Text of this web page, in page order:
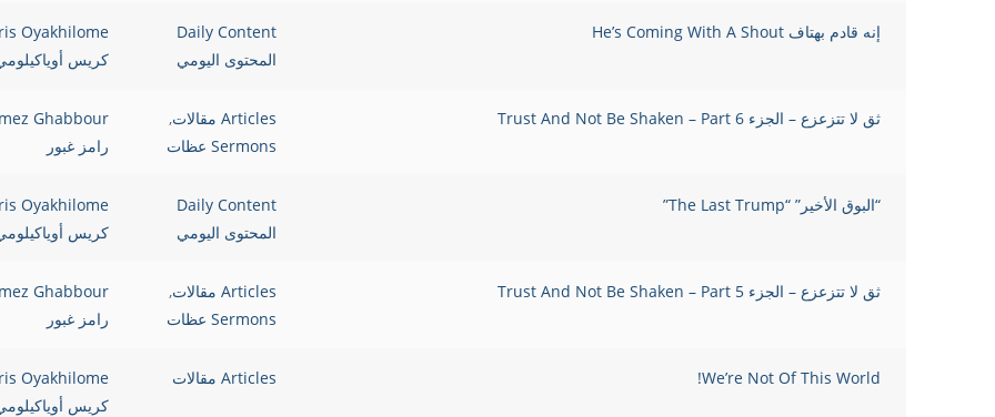
إنه قادم بهتاف He’s Coming With A Shout
Daily Content
المحتوى اليومي
Oyakhilome
كريس
ثق لا تتزعزع – الجزء 6 Trust And Not Be Shaken – Part Articles مقالات
,
Sermons عظات
Ghabbour
رامز غبور
“البوق الأخير” “The Last Trump”
Daily Content
المحتوى اليومي
Oyakhilome
كريس
ثق لا تتزعزع – الجزء 5 Trust And Not Be Shaken – Part Articles مقالات
,
Sermons عظات
Ghabbour
رامز غبور
We’re Not Of This World! Articles مقالات
Oyakhilome
كريس